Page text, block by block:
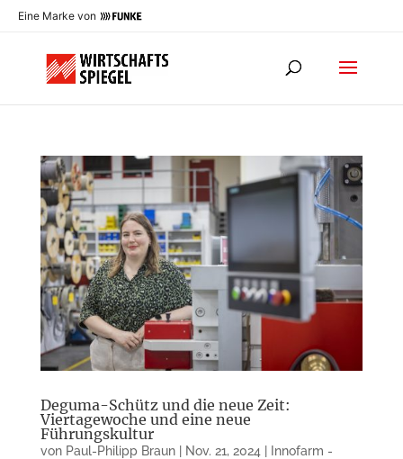
Eine Marke von
Deguma-Schütz und die neue Zeit:
Viertagewoche und eine neue
Führungskultur
von Paul-Philipp Braun| Nov. 21, 2024
Innofarm -